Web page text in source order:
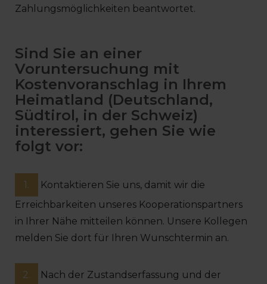
Zahlungsmöglichkeiten beantwortet.
Sind Sie an einer
Voruntersuchung mit
Kostenvoranschlag in Ihrem
Heimatland (Deutschland,
Südtirol, in der Schweiz)
interessiert, gehen Sie wie
folgt vor:
1.
Kontaktieren Sie uns, damit wir die
Erreichbarkeiten unseres Kooperationspartners
in Ihrer Nähe mitteilen können. Unsere Kollegen
melden Sie dort für Ihren Wunschtermin an.
2.
Nach der Zustandserfassung und der